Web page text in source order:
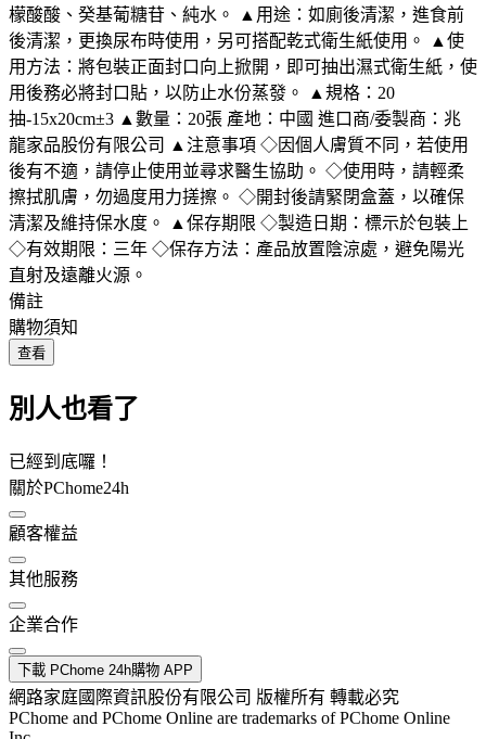
檬酸酸、癸基葡糖苷、純水。 ▲用途：如廁後清潔，進食前
後清潔，更換尿布時使用，另可搭配乾式衛生紙使用。 ▲使
用方法：將包裝正面封口向上掀開，即可抽出濕式衛生紙，使
用後務必將封口貼，以防止水份蒸發。 ▲規格：20
抽-15x20cm±3 ▲數量：20張 產地：中國 進口商/委製商：兆
龍家品股份有限公司 ▲注意事項 ◇因個人膚質不同，若使用
後有不適，請停止使用並尋求醫生協助。 ◇使用時，請輕柔
擦拭肌膚，勿過度用力搓擦。 ◇開封後請緊閉盒蓋，以確保
清潔及維持保水度。 ▲保存期限 ◇製造日期：標示於包裝上
◇有效期限：三年 ◇保存方法：產品放置陰涼處，避免陽光
直射及遠離火源。
備註
購物須知
查看
別人也看了
已經到底囉！
關於PChome24h
顧客權益
其他服務
企業合作
下載 PChome 24h購物 APP
網路家庭國際資訊股份有限公司 版權所有 轉載必究
PChome and PChome Online are trademarks of PChome Online